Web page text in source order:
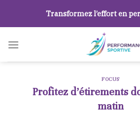
content
Transformez l’effort en
FOCUS
Profitez d’étirements
matin